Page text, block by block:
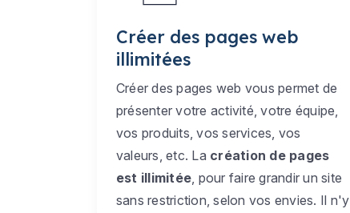
Créer des pages web
illimitées
Créer des pages web vous permet de
présenter votre activité, votre équipe,
vos produits, vos services, vos
valeurs, etc. La création de pages
est illimitée , pour faire grandir un site
sans restriction, selon vos envies. Il n'y